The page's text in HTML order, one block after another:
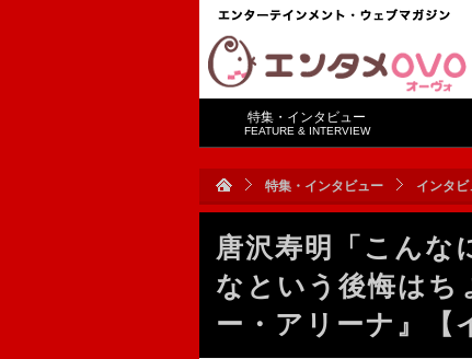
特集・インタビュー
FEATURE & INTERVIEW
特集・インタビュー インタビ
唐沢寿明「こんな
なという後悔はち
ー・アリーナ』【